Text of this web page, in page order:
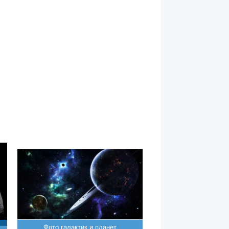
Фото галактик и планет